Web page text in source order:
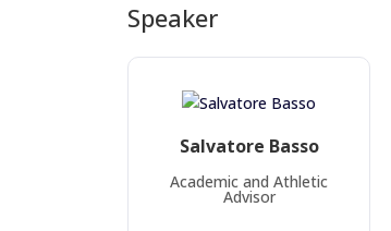
Speaker
Salvatore Basso
Academic and Athletic
Advisor